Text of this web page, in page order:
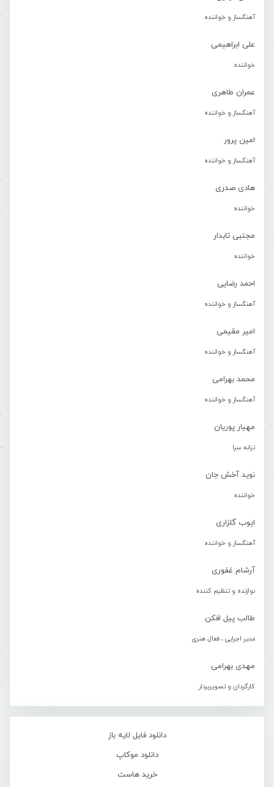
آهنگساز و خواننده
علی ابراهیمی
خواننده
عمران طاهری
آهنگساز و خواننده
امین پرور
آهنگساز و خواننده
هادی صدری
خواننده
مجتبی تابدار
خواننده
احمد رضایی
آهنگساز و خواننده
امیر مقیمی
آهنگساز و خواننده
محمد بهرامی
آهنگساز و خواننده
مهیار پوریان
ترانه سرا
نوید آخش جان
خواننده
ایوب گلزاری
آهنگساز و خواننده
آرشام غفوری
نوازنده و تنظیم کننده
طالب پیل افکن
مدیر اجرایی ، فعال هنری
مهدی بهرامی
کارگردان و تصویربردار
دانلود فایل لایه باز
دانلود موکاپ
خرید هاست